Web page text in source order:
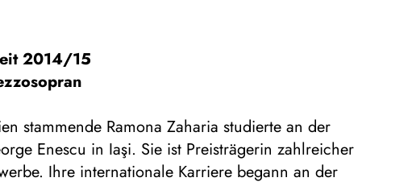
2014/15
stammende Ramona Zaharia studierte an der
Enescu in Iaşi. Sie ist Preisträgerin zahlreicher
Ihre internationale Karriere begann an der